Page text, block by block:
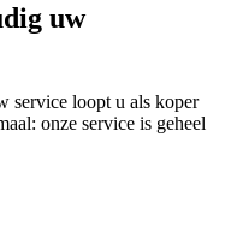
uw
service loopt u als koper
onze service is geheel